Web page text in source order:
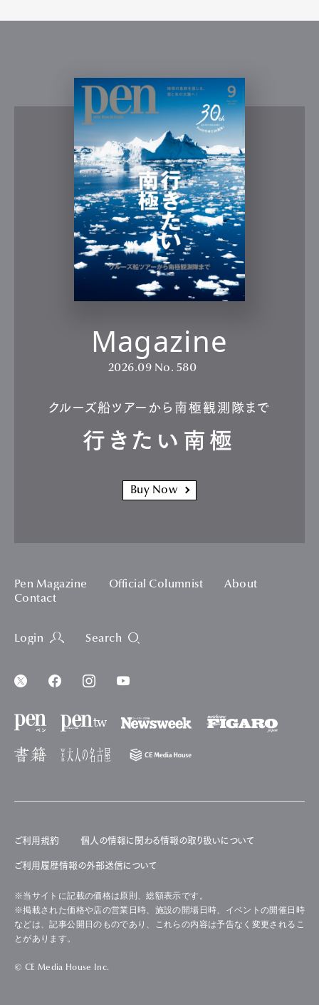
Magazine
2026.09 No. 580
クルーズ船ツアーから南極観測隊まで
行きたい南極
Buy Now
Pen Magazine Official Columnist
About
Contact
Login Search
ご利用規約 個人の情報に関わる情報の取り扱いについて
ご利用履歴情報の外部送信について
※当サイトに記載の価格は原則、総額表示です。
※掲載された価格や店の営業日時、施設の開場日時、イベントの開催日時
などは、記事公開日のものであり、これらの内容は予告なく変更されるこ
とがあります。
© CE Media House Inc.